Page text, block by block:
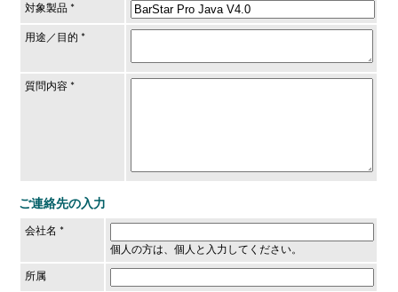
対象製品 *
用途／目的 *
質問内容 *
ご連絡先の入力
会社名 *
個人の方は、個人 と入力してください。
所属